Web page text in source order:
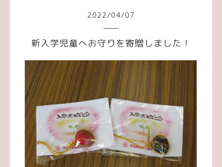
2022/04/07
新入学児童へお守りを寄贈しました！